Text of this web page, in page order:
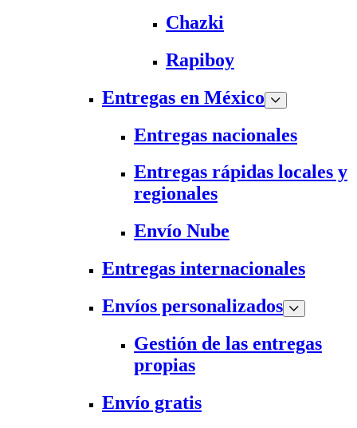
Chazki
Rapiboy
Entregas en México
Entregas nacionales
Entregas rápidas locales y
regionales
Envío Nube
Entregas internacionales
Envíos personalizados
Gestión de las entregas
propias
Envío gratis